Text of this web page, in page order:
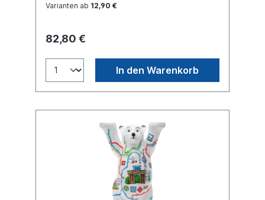
Varianten ab 12,90 €
82,80 €
In den Warenkorb